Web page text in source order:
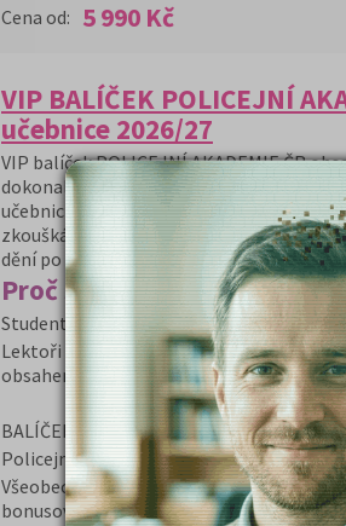
Cena od: 5 990 Kč
VIP BALÍČEK POLICEJNÍ
učebnice 2026/27
VIP balíček POLICEJNÍ AKADEMIE ČR
dokonalou přípravu na Policejní
učebnici která je nezbytná pro studium a
zkouškám. Naši lektoři pracují s
dění po celý školní rok.
Proč si vybrat tento
Studenti se seznámí s průběhem a
Lektoři studentům přednáší o všech
obsahem otázek v přijímacím testu
BALÍČEK VIP PAČR obsahuje:
Policejní akademie přípravný kurz +
Všeobecný přehled a základy práva 2. díl
bonusovou cenu 200,- Kč